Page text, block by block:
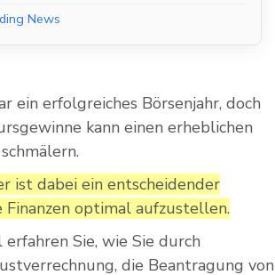
News
ein erfolgreiches Börsenjahr, doch
kann einen erheblichen
ist dabei ein entscheidender
Finanzen optimal aufzustellen.
Sie, wie Sie durch
die Beantragung von